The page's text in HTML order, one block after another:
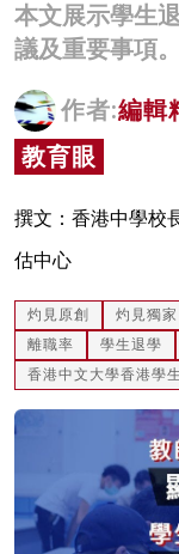
商業
科技
影片
本文展示學生
議及重要事項。
作者:編輯
教育眼
撰文：香港中學校
估中心
灼見原創 灼見獨家
離職率
學生退學
香港中文大學香港學